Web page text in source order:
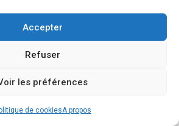
Accepter
Refuser
les préférences
de cookiesA propos
via USB C